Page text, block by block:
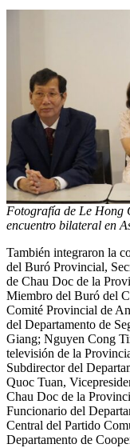
Fotografía de Le Hong
encuentro bilateral en
También integraron la
del Buró Provincial,
de Chau Doc de la
Miembro del Buró del
Comité Provincial de
del Departamento de
Giang; Nguyen Cong
televisión de la
Subdirector del
Quoc Tuan,
Chau Doc de la
Funcionario del
Central del Partido
Departamento de